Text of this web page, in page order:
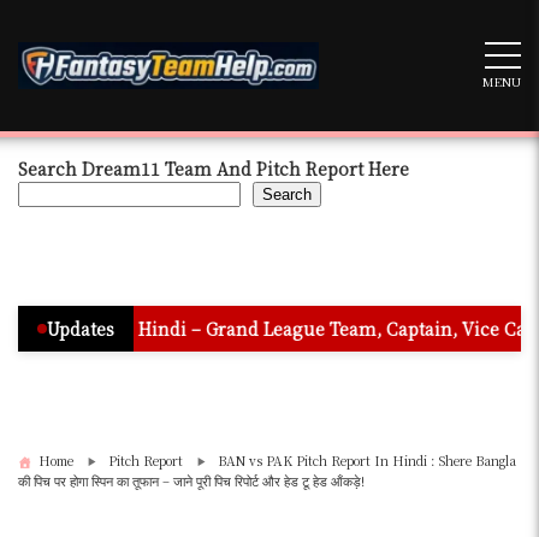
content
MENU
Search Dream11 Team And Pitch Report Here
Search
Updates
In Hindi – Grand League Team, Captain, Vice Captain &
Home Pitch Report
BAN vs PAK Pitch Report In Hindi : Shere Bangla
की पिच पर होगा स्पिन का तूफान – जाने पूरी पिच रिपोर्ट और हेड टू हेड आँकड़े!